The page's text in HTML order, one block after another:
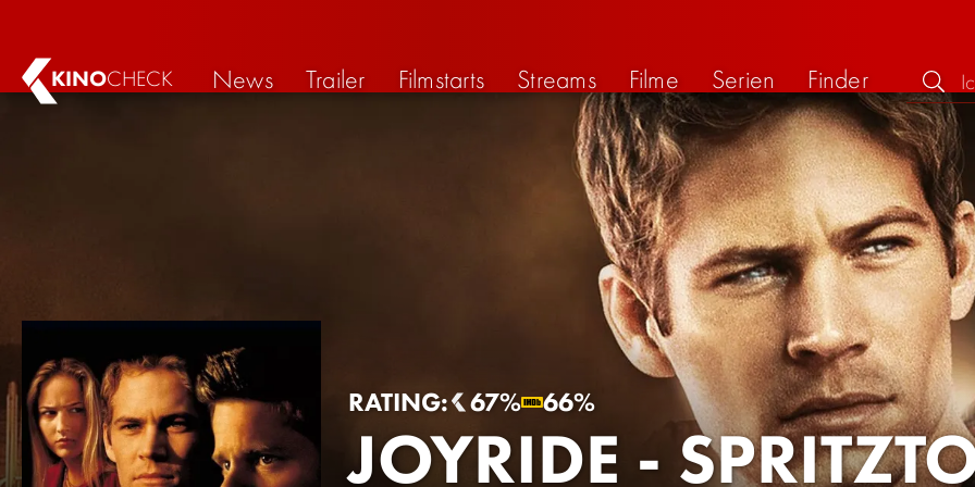
KINOCHECK News Trailer Filmstarts Streams Filme Serien Finder
RATING: 67% 66%
JOYRIDE -